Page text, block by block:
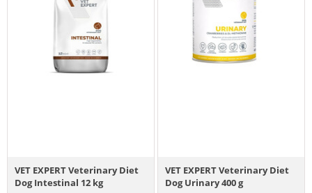
VET EXPERT Veterinary Diet
Dog Intestinal 12 kg
VET EXPERT Veterinary Diet
Dog Urinary 400 g